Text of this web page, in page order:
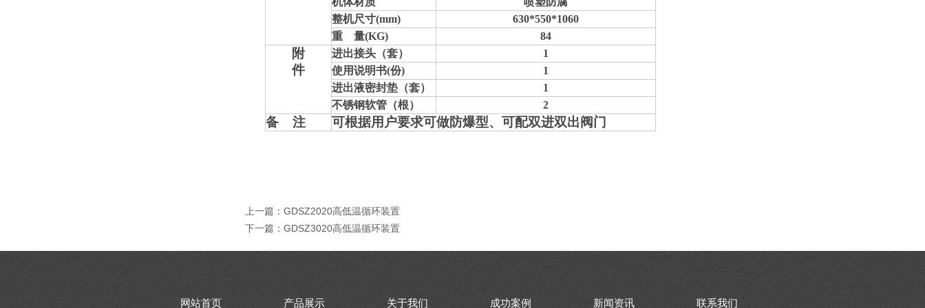
整机尺寸(mm)
630*550*1060
重 量(KG)
84
附
件
进出接头（套）
1
使用说明书(份)
1
进出液密封垫（套）
1
不锈钢软管（根）
2
备 注 可根据用户要求可做防爆型、可配双进双出阀门
上一篇： GDSZ2020高低温循环装置
下一篇： GDSZ3020高低温循环装置
网站首页 产品展示 关于我们 成功案例 新闻资讯 联系我们